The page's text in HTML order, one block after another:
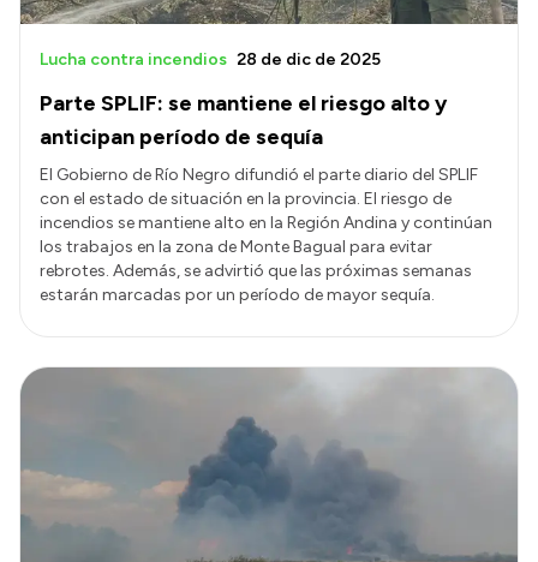
Parte SPLIF: se mantiene el riesgo alto y
anticipan período de sequía
Lucha contra incendios 28 de dic de 2025
El Gobierno de Río Negro difundió el parte diario del SPLIF
con el estado de situación en la provincia. El riesgo de
incendios se mantiene alto en la Región Andina y continúan
los trabajos en la zona de Monte Bagual para evitar
rebrotes. Además, se advirtió que las próximas semanas
estarán marcadas por un período de mayor sequía.